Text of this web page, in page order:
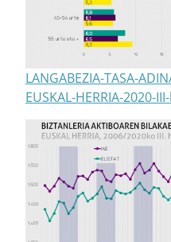
LANGABEZIA-TASA-
EUSKAL-HERRIA-2020-